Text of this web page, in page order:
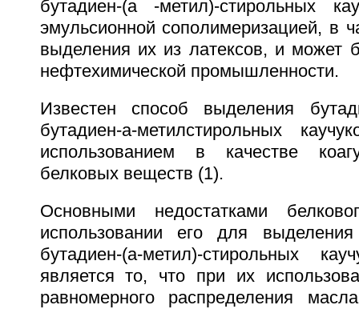
бутадиен-(a -метил)-стирольных
эмульсионной сополимеризацией, в
выделения их из латексов, и может
нефтехимической промышленности.
Известен способ выделения
бутадиен-a-метилстирольных
использованием в качестве
белковых веществ (1).
Основными недостатками
использовании его для
бутадиен-(a-метил)-стирольных
является то, что при их
равномерного распределения